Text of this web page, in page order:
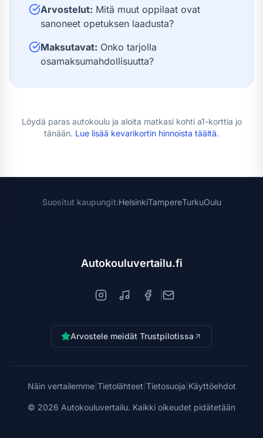
Arvostelut: Mitä muut oppilaat ovat
sanoneet opetuksen laadusta?
Maksutavat: Onko tarjolla
osamaksumahdollisuutta?
Löydä paras autokoulu ja aloita matkasi kohti a1-korttia jo
tänään. Lue lisää kevarikortin hinnoista täältä.
Suositut kaupungit:HelsinkiTampereTurkuOulu
Autokouluvertailu.fi
Arvostele meidät Trustpilotissa
Näin vertailemme| Tietolähteet Tietosuoja Käyttöehdot
© 2026 Autokouluvertailu. Kaikki oikeudet pidätetään